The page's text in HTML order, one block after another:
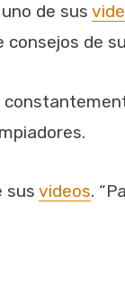
de sus
de
sus videos.